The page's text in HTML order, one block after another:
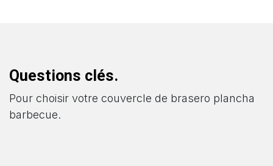
Questions clés.
Pour choisir votre couvercle de brasero plancha
barbecue.